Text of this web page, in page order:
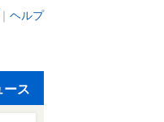
ヘルプ
ース